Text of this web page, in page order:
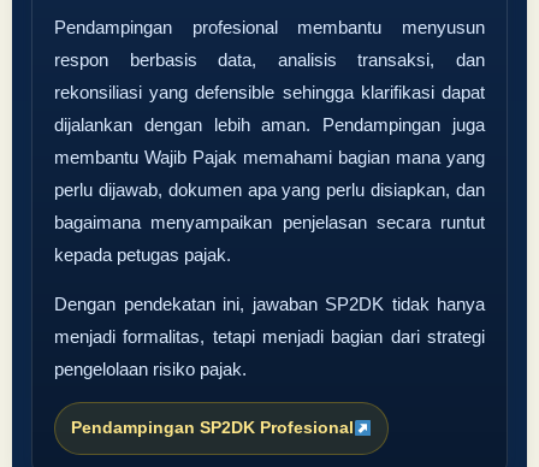
Pendampingan profesional membantu menyusun
respon berbasis data, analisis transaksi, dan
rekonsiliasi yang defensible sehingga klarifikasi dapat
dijalankan dengan lebih aman. Pendampingan juga
membantu Wajib Pajak memahami bagian mana yang
perlu dijawab, dokumen apa yang perlu disiapkan, dan
bagaimana menyampaikan penjelasan secara runtut
kepada petugas pajak.
Dengan pendekatan ini, jawaban SP2DK tidak hanya
menjadi formalitas, tetapi menjadi bagian dari strategi
pengelolaan risiko pajak.
Pendampingan SP2DK Profesional